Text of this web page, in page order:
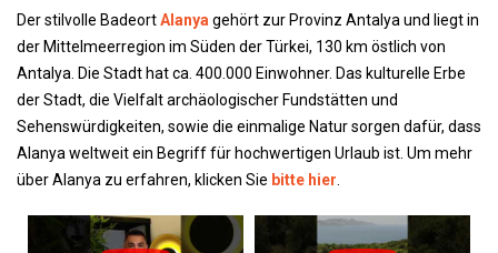
Der stilvolle BadeortAlanya gehört zur Provinz Antalya und liegt in
der Mittelmeerregion im Süden der Türkei, 130 km östlich von
Antalya. Die Stadt hat ca. 400.000 Einwohner. Das kulturelle Erbe
der Stadt, die Vielfalt archäologischer Fundstätten und
Sehenswürdigkeiten, sowie die einmalige Natur sorgen dafür, dass
Alanya weltweit ein Begriff für hochwertigen Urlaub ist. Um mehr
über Alanya zu erfahren, klicken Sie bitte hier